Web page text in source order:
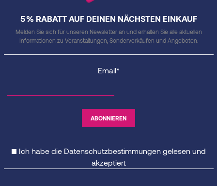
5 % RABATT AUF DEINEN NÄCHSTEN EINKAUF
Melden Sie sich für unseren Newsletter an und erhalten Sie alle aktuellen
Informationen zu Veranstaltungen, Sonderverkäufen und Angeboten.
Email*
Ich habe die Datenschutzbestimmungengelesen und
akzeptiert